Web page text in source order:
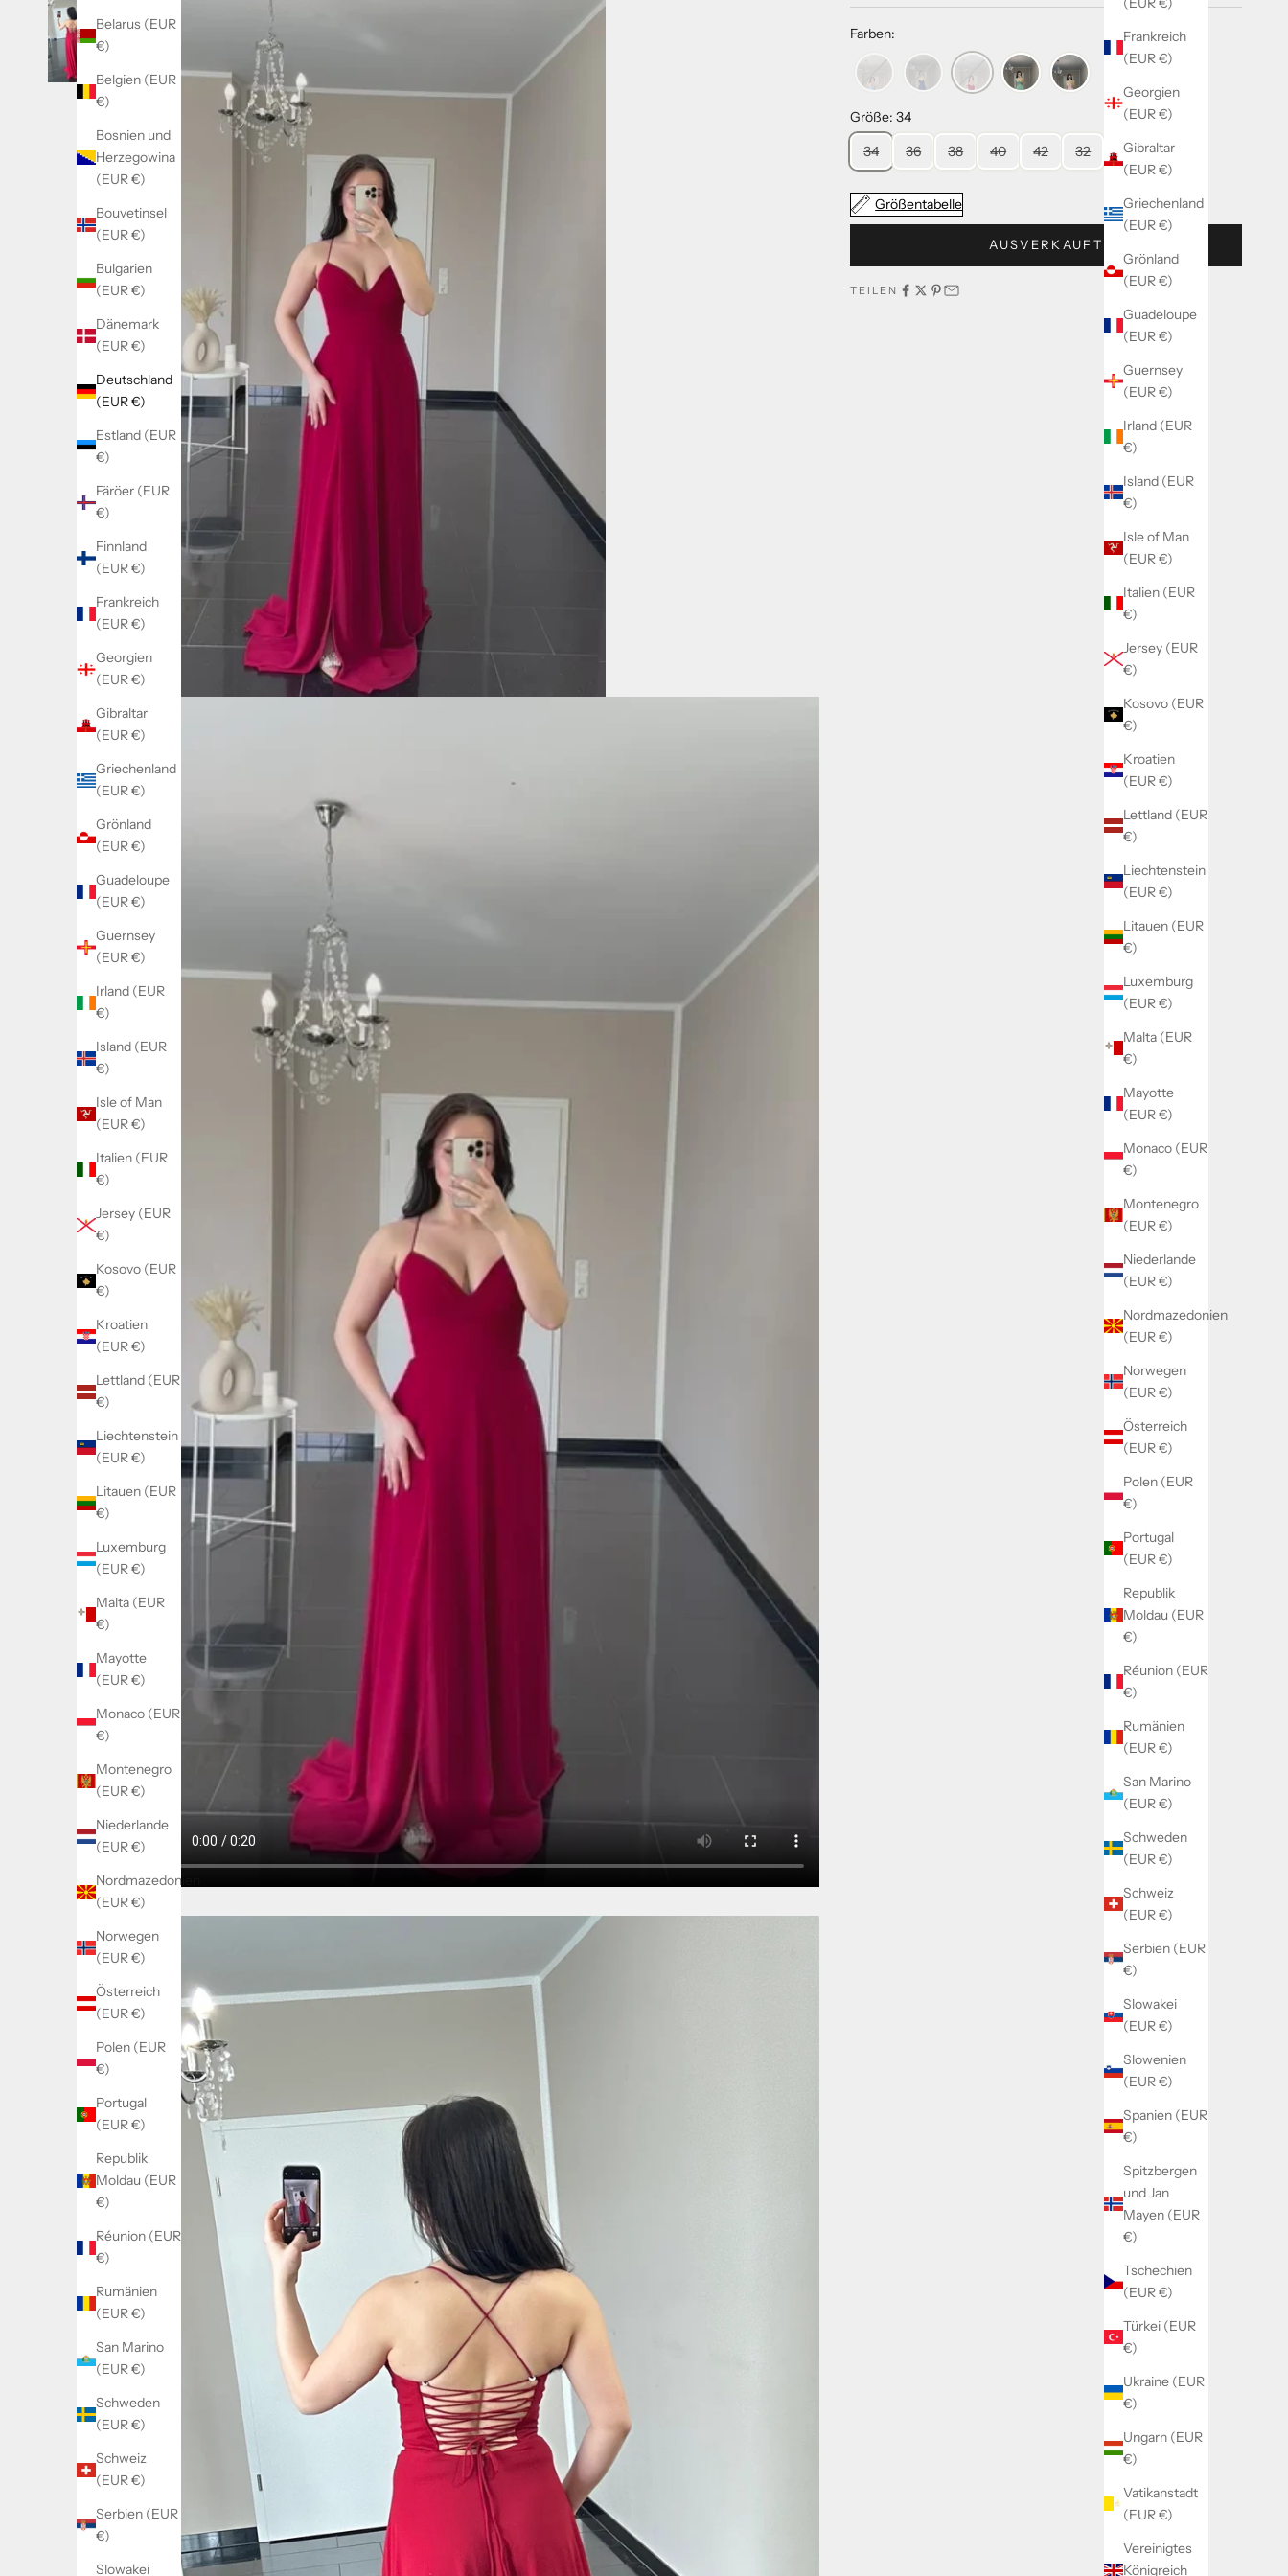
Frankreich
(EUR €)
Georgien
(EUR €)
Gibraltar
(EUR €)
Griechenland
(EUR €)
Grönland
(EUR €)
Guadeloupe
(EUR €)
Guernsey
(EUR €)
Irland (EUR
€)
Island (EUR
€)
Isle of Man
(EUR €)
Italien (EUR
€)
Jersey (EUR
€)
Kosovo (EUR
€)
Kroatien
(EUR €)
Lettland (EUR
€)
Liechtenstein
(EUR €)
Litauen (EUR
€)
Luxemburg
(EUR €)
Malta (EUR
€)
Mayotte
(EUR €)
Monaco (EUR
€)
Montenegro
(EUR €)
Niederlande
(EUR €)
Nordmazedonien
(EUR €)
Norwegen
(EUR €)
Österreich
(EUR €)
Polen (EUR
€)
Portugal
(EUR €)
Republik
Moldau (EUR
€)
Réunion (EUR
€)
Rumänien
(EUR €)
San Marino
(EUR €)
Schweden
(EUR €)
Schweiz
(EUR €)
Serbien (EUR
€)
Slowakei
(EUR €)
Slowenien
(EUR €)
Spanien (EUR
€)
Spitzbergen
und Jan
Mayen (EUR
€)
Tschechien
(EUR €)
Türkei (EUR
€)
Ukraine (EUR
€)
Ungarn (EUR
€)
Vatikanstadt
(EUR €)
Vereinigtes
Königreich
Belarus (EUR
€)
Belgien (EUR
€)
Bosnien und
Herzegowina
(EUR €)
Bouvetinsel
(EUR €)
Bulgarien
(EUR €)
Dänemark
(EUR €)
Deutschland
(EUR €)
Estland (EUR
€)
Färöer (EUR
€)
Finnland
(EUR €)
Frankreich
(EUR €)
Georgien
(EUR €)
Gibraltar
(EUR €)
Griechenland
(EUR €)
Grönland
(EUR €)
Guadeloupe
(EUR €)
Guernsey
(EUR €)
Irland (EUR
€)
Island (EUR
€)
Isle of Man
(EUR €)
Italien (EUR
€)
Jersey (EUR
€)
Kosovo (EUR
€)
Kroatien
(EUR €)
Lettland (EUR
€)
Liechtenstein
(EUR €)
Litauen (EUR
€)
Luxemburg
(EUR €)
Malta (EUR
€)
Mayotte
(EUR €)
Monaco (EUR
€)
Montenegro
(EUR €)
Niederlande
(EUR €)
Nordmazedonien
(EUR €)
Norwegen
(EUR €)
Österreich
(EUR €)
Polen (EUR
€)
Portugal
(EUR €)
Republik
Moldau (EUR
€)
Réunion (EUR
€)
Rumänien
(EUR €)
San Marino
(EUR €)
Schweden
(EUR €)
Schweiz
(EUR €)
Serbien (EUR
€)
Slowakei
Farben:
Größe: 34
34
36 38 40 42 32
Größentabelle
AUSVERKAUFT
TEILEN